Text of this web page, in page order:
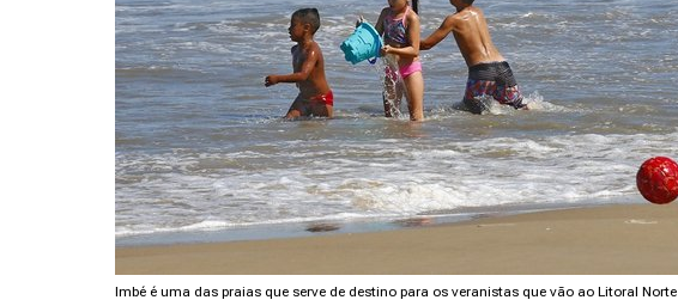
Imbé é uma das praias que serve de destino para os veranistas que vão ao Litoral Norte